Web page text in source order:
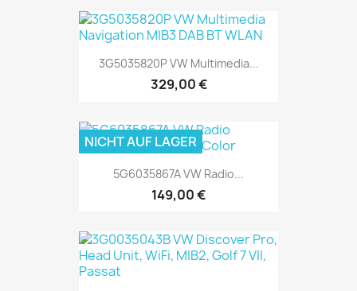
3G5035820P VW Multimedia...
329,00 €
5G6035867A VW Radio...
149,00 €
NICHT AUF LAGER